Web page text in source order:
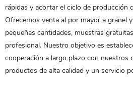
rápidas y acortar el ciclo de producción
Ofrecemos venta al por mayor a granel
pequeñas cantidades, muestras
profesional. Nuestro objetivo es
cooperación a largo plazo con nuestros
productos de alta calidad y un servicio